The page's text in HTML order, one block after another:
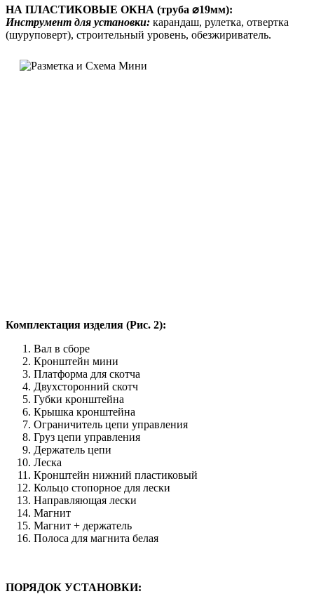
НА ПЛАСТИКОВЫЕ ОКНА (труба ⌀19мм):
Инструмент для установки: карандаш, рулетка, отвертка
(шуруповерт), строительный уровень, обезжириватель.
Комплектация изделия (Рис. 2):
Вал в сборе
Кронштейн мини
Платформа для скотча
Двухсторонний скотч
Губки кронштейна
Крышка кронштейна
Ограничитель цепи управления
Груз цепи управления
Держатель цепи
Леска
Кронштейн нижний пластиковый
Кольцо стопорное для лески
Направляющая лески
Магнит
Магнит + держатель
Полоса для магнита белая
ПОРЯДОК УСТАНОВКИ: